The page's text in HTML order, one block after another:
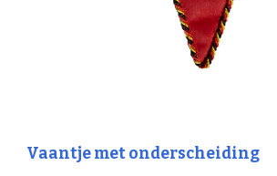
Vaantje met onderscheiding